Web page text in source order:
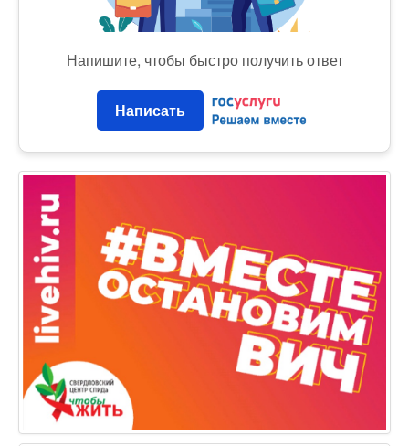
Напишите, чтобы быстро получить ответ
Написать